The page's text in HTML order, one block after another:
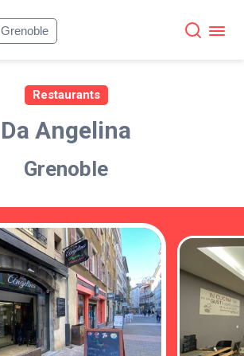
Grenoble
Restaurants
Da Angelina
Grenoble